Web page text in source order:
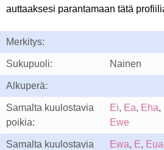
auttaaksesi parantamaan tätä
Merkitys:
Sukupuoli: Nainen
Alkuperä:
Samalta kuulostavia
poikia:
Ei, Ea, Eha,
Ewe
Samalta kuulostavia
Ewa, E, Eua